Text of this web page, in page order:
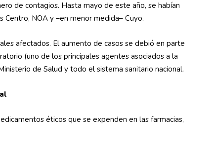
de contagios. Hasta mayo de este año, se habían
NOA y –en menor medida– Cuyo.
afectados. El aumento de casos se debió en parte
(uno de los principales agentes asociados a la
de Salud y todo el sistema sanitario nacional.
éticos que se expenden en las farmacias,